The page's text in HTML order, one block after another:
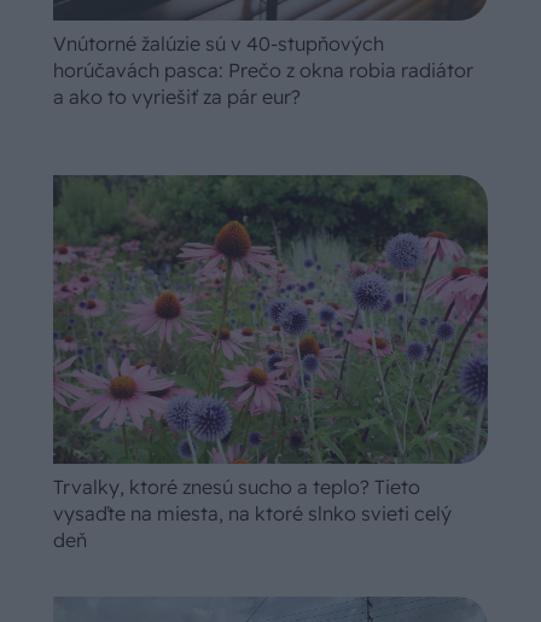
Vnútorné žalúzie sú v 40-stupňových
horúčavách pasca: Prečo z okna robia radiátor
a ako to vyriešiť za pár eur?
Trvalky, ktoré znesú sucho a teplo? Tieto
vysaďte na miesta, na ktoré slnko svieti celý
deň